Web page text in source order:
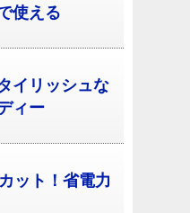
使える
イリッシュな
ィー
ット！省電力